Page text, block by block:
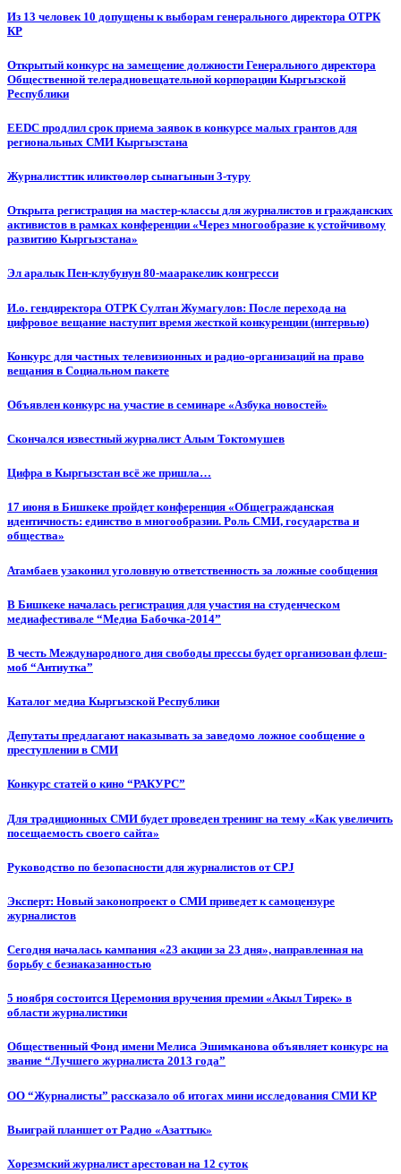
Из 13 человек 10 допущены к выборам генерального директора ОТРК
КР
Открытый конкурс на замещение должности Генерального директора
Общественной телерадиовещательной корпорации Кыргызской
Республики
EEDC продлил срок приема заявок в конкурсе малых грантов для
региональных СМИ Кыргызстана
Журналисттик иликтөөлөр сынагынын 3-туру
Открыта регистрация на мастер-классы для журналистов и гражданских
активистов в рамках конференции «Через многообразие к устойчивому
развитию Кыргызстана»
Эл аралык Пен-клубунун 80-мааракелик конгресси
И.о. гендиректора ОТРК Султан Жумагулов: После перехода на
цифровое вещание наступит время жесткой конкуренции (интервью)
Конкурс для частных телевизионных и радио-организаций на право
вещания в Социальном пакете
Объявлен конкурс на участие в семинаре «Азбука новостей»
Cкончался известный журналист Алым Токтомушев
Цифра в Кыргызстан всё же пришла…
17 июня в Бишкеке пройдет конференция «Общегражданская
идентичность: единство в многообразии. Роль СМИ, государства и
общества»
Атамбаев узаконил уголовную ответственность за ложные сообщения
В Бишкеке началась регистрация для участия на студенческом
медиафестивале “Медиа Бабочка-2014”
В честь Международного дня свободы прессы будет организован флеш-
моб “Антиутка”
Каталог медиа Кыргызской Республики
Депутаты предлагают наказывать за заведомо ложное сообщение о
преступлении в СМИ
Конкурс статей о кино “РАКУРС”
Для традиционных СМИ будет проведен тренинг на тему «Как увеличить
посещаемость своего сайта»
Руководство по безопасности для журналистов от CPJ
Эксперт: Новый законопроект о СМИ приведет к самоцензуре
журналистов
Сегодня началась кампания «23 акции за 23 дня», направленная на
борьбу с безнаказанностью
5 ноября состоится Церемония вручения премии «Акыл Тирек» в
области журналистики
Общественный Фонд имени Мелиса Эшимканова объявляет конкурс на
звание “Лучшего журналиста 2013 года”
ОО “Журналисты” рассказало об итогах мини исследования СМИ КР
Выиграй планшет от Радио «Азаттык»
Хорезмский журналист арестован на 12 суток